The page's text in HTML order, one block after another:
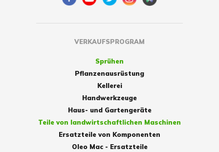
VERKAUFSPROGRAM
Sprühen
Pflanzenausrüstung
Kellerei
Handwerkzeuge
Haus- und Gartengeräte
Teile von landwirtschaftlichen Maschinen
Ersatzteile von Komponenten
Oleo Mac - Ersatzteile